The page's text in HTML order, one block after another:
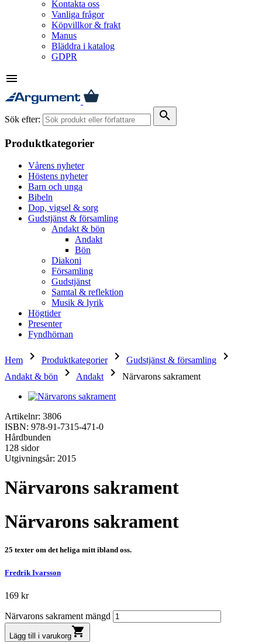
Kontakta oss
Vanliga frågor
Köpvillkor & frakt
Manus
Bläddra i katalog
GDPR
menu
Sök efter: search
Produktkategorier
Vårens nyheter
Höstens nyheter
Barn och unga
Bibeln
Dop, vigsel & sorg
Gudstjänst & församling
Andakt & bön
Andakt
Bön
Diakoni
Församling
Gudstjänst
Samtal & reflektion
Musik & lyrik
Högtider
Presenter
Fyndhörnan
Hem keyboard_arrow_right Produktkategorier keyboard_arrow_right Gudstjänst & församling keyboard_arrow_right
Andakt & bön keyboard_arrow_right Andakt keyboard_arrow_right Närvarons sakrament
Artikelnr: 3806
ISBN: 978-91-7315-471-0
Hårdbunden
128 sidor
Utgivningsår: 2015
Närvarons sakrament
Närvarons sakrament
25 texter om det heliga mitt ibland oss.
Fredrik Ivarsson
169 kr
Närvarons sakrament mängd
Lägg till i varukorgshopping_cart